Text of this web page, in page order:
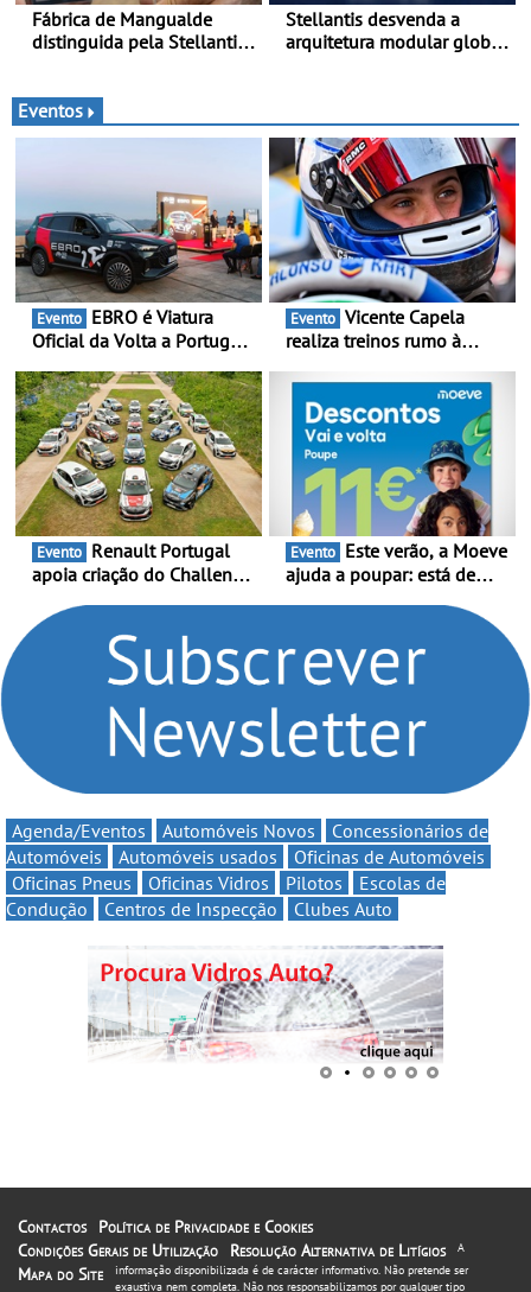
Fábrica de Mangualde
distinguida pela Stellantis
dois projetos locais com
impacto direto no bem-
Stellantis desvenda a
arquitetura modular global
reunir cinco plataformas
diferentes numa única
arquitetura escalável
Eventos
Evento
Oficial da Volta a Portugal
presença nacional ao lado
da mítica prova de ciclismo
e leva a sua gama SUV
multi-energia às estradas
de Portugal
Evento
realiza treinos rumo à
Portugal Karting e mira boa
estreia - O Campeonato
Portugal Karting 2026
decorre entre 1 de Março e
6 de Setembro
Evento
apoia criação do Challenge
compromisso com o
automobilismo nacional
continua em 2026
Evento
ajuda a poupar: está de
Volta” com descontos de
Agenda/Eventos Automóveis Novos
Concessionários de
Automóveis
Automóveis usados
Oficinas de Automóveis
Oficinas Pneus
Oficinas Vidros Pilotos
Escolas de
Condução
Centros de Inspecção Clubes Auto
Contactos
Política de Privacidade e Cookies
Condições Gerais de Utilização
Resolução Alternativa de Litígios
Mapa do Site
A
informação disponibilizada é de carácter informativo. Não pretende ser
exaustiva nem completa. Não nos responsabilizamos por qualquer tipo